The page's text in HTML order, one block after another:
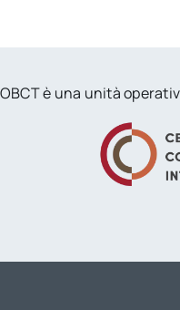
OBCT è una unità